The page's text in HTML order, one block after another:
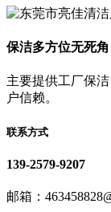
保洁多方位无死
主要提供工厂保
户信赖。
联系方式
139-2579-9207
邮箱：